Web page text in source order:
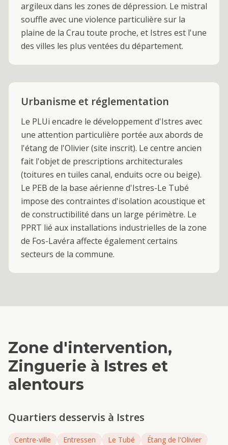
argileux dans les zones de dépression. Le mistral
souffle avec une violence particulière sur la
plaine de la Crau toute proche, et Istres est l'une
des villes les plus ventées du département.
Urbanisme et réglementation
Le PLUi encadre le développement d'Istres avec
une attention particulière portée aux abords de
l'étang de l'Olivier (site inscrit). Le centre ancien
fait l'objet de prescriptions architecturales
(toitures en tuiles canal, enduits ocre ou beige).
Le PEB de la base aérienne d'Istres-Le Tubé
impose des contraintes d'isolation acoustique et
de constructibilité dans un large périmètre. Le
PPRT lié aux installations industrielles de la zone
de Fos-Lavéra affecte également certains
secteurs de la commune.
Zone d'intervention,
Zinguerie à Istres et
alentours
Quartiers desservis à Istres
Centre-ville Entressen Le Tubé
Étang de l'Olivier